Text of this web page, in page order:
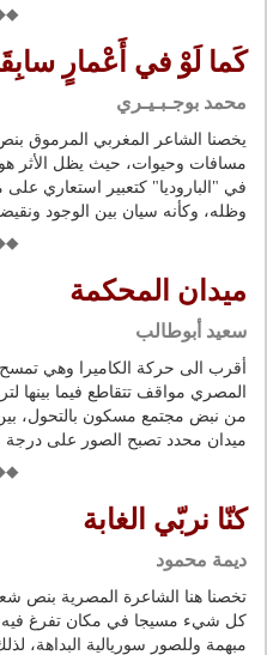
كَما لَوْ في أَعْمارٍ
محمد بوجـبـيـري
يخصنا الشاعر المغربي المرموق
مسافات وحيوات، حيث يظل الأثر
في "الباروديا" كتعبير استعاري
وظله، وكأنه سيان بين الوجود
ميدان المحكمة
سعيد أبوطالب
أقرب الى حركة الكاميرا وهي تمسح
المصري مواقف تتقاطع فيما بينها
من نبض مجتمع مسكون بالتحول،
ميدان محدد تصبح الصور على درجة
كنّا نربّي الغابة
ديمة محمود
تخصنا هنا الشاعرة المصرية بنص
كل شيء مسيجا في مكان تفرغ فيه
مبهمة وللصور سوريالية البداهة،